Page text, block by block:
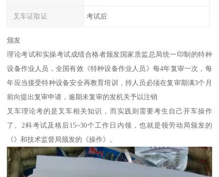
叉车证取证 考试后
颁发
理论考试和实操考试成绩合格者颁发国家质监总局统一印制的特种
设备作业人员，全国有效《特种设备作业人员》每4年复审一次，每
年应当接受特种设备安全再教育培训，持人员必须在复审期满3个月
前向提出复审申请，逾期未复审的发机关予以注销
叉车理论考的是叉车相关知识，而实践则需要考生自己开车操作
了。2科考试及格后15~30个工作日内领，也就是领劳动局颁发的
《》和技术监督局颁发的《操作》。